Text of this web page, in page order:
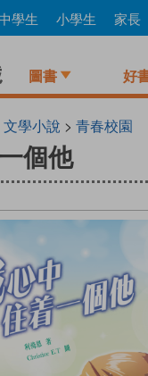
學生 小學生 家長
圖書 好
文學小說 > 青春校園
個他